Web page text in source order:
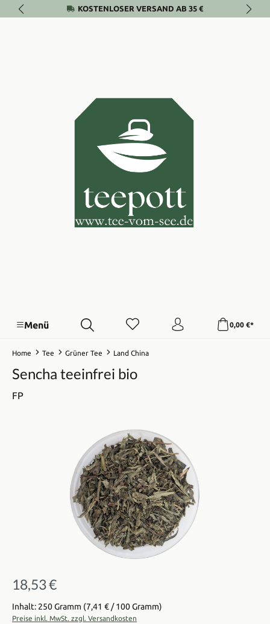
Zum Hauptinhalt springenKOSTENLOSER VERSAND AB 35 €
Menü 0,00 €*
Home Tee Grüner Tee Land China
Sencha teeinfrei bio
FP
Bildergalerie überspringen
Regulärer Preis:
18,53 €
Inhalt: 250 Gramm (7,41 € / 100 Gramm)
Preise inkl. MwSt. zzgl. Versandkosten